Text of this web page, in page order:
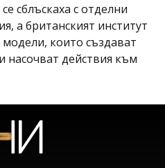
сблъскаха с отделни
а британският институт
модели, които създават
действия към